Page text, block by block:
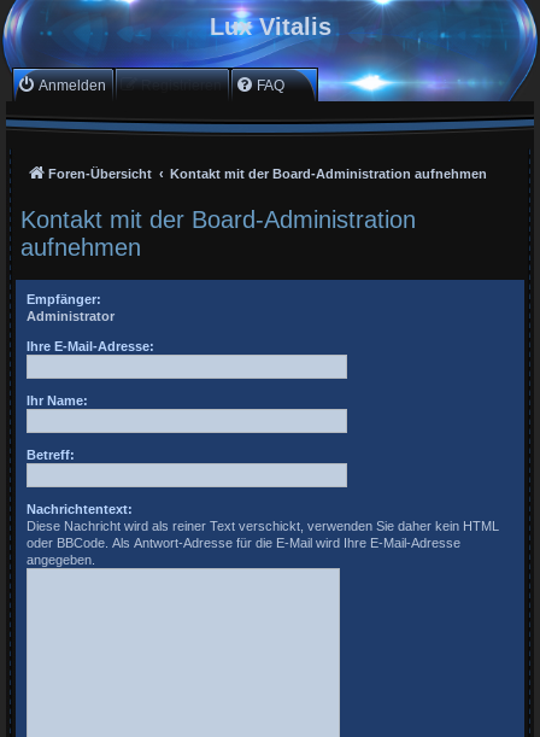
Lux Vitalis
Anmelden Registrieren FAQ
Foren-Übersicht Kontakt mit der Board-Administration aufnehmen
Kontakt mit der Board-Administration
aufnehmen
Empfänger:
Administrator
Ihre E-Mail-Adresse:
Ihr Name:
Betreff:
Nachrichtentext:
Diese Nachricht wird als reiner Text verschickt, verwenden Sie daher kein HTML
oder BBCode. Als Antwort-Adresse für die E-Mail wird Ihre E-Mail-Adresse
angegeben.